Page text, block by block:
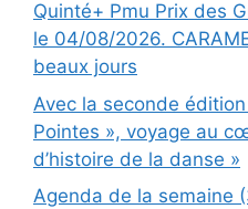
Quinté+ Pmu Prix des
le 04/08/2026.
beaux jours
Avec la seconde
Pointes », voyage au
d’histoire de la danse »
Agenda de la semaine